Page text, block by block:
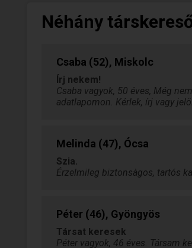
Néhány
Csaba (52), Miskolc
Írj nekem!
Csaba vagyok, 50 éves, Még
adatlapomon. Kérlek, írj vagy
Melinda (47), Ócsa
Szia.
Érzelmileg biztonsàgos, tartós
Péter (46), Gyöngyös
Társat keresek
Péter vagyok, 46 éves. Társam